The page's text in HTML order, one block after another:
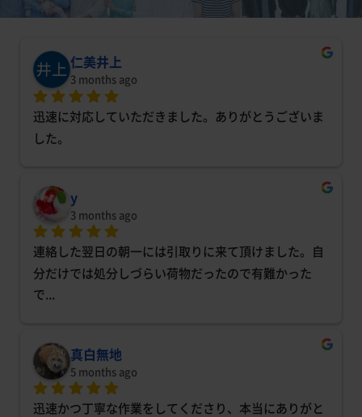
仁美井上
3 months ago
迅速に対応していただきました。ありがとうございま
した。
y
3 months ago
連絡した翌日の朝一には引取りに来て頂けました。自
分だけでは処分しづらい荷物だったので有難かった
で...
真白無地
5 months ago
迅速かつ丁寧な作業をしてくださり、本当にありがと